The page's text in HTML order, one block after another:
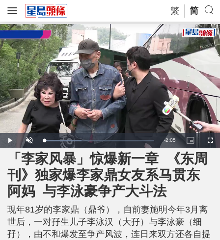
繁 简
P
l
U
n
m
u
t
L
o
a
d
e
:
3
4
.
0
4
R
m
i
n
-2:05
P
i
t
u
e
-
i
c
t
r
e
F
u
「李家风暴」惊爆新一章 《东周
刊》独家爆李家鼎女友系马贯东
阿妈 与李泳豪争产大斗法
现年81岁的李家鼎（鼎爷），自前妻施明今年3月离
世后，一对孖生儿子李泳汉（大孖）与李泳豪（细
孖），由不和爆发至争产风波，连日来双方还各自提